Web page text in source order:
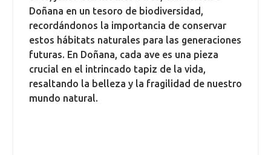
Doñana en un tesoro de biodiversidad,
recordándonos la importancia de conservar
estos hábitats naturales para las generaciones
futuras. En Doñana, cada ave es una pieza
crucial en el intrincado tapiz de la vida,
resaltando la belleza y la fragilidad de nuestro
mundo natural.